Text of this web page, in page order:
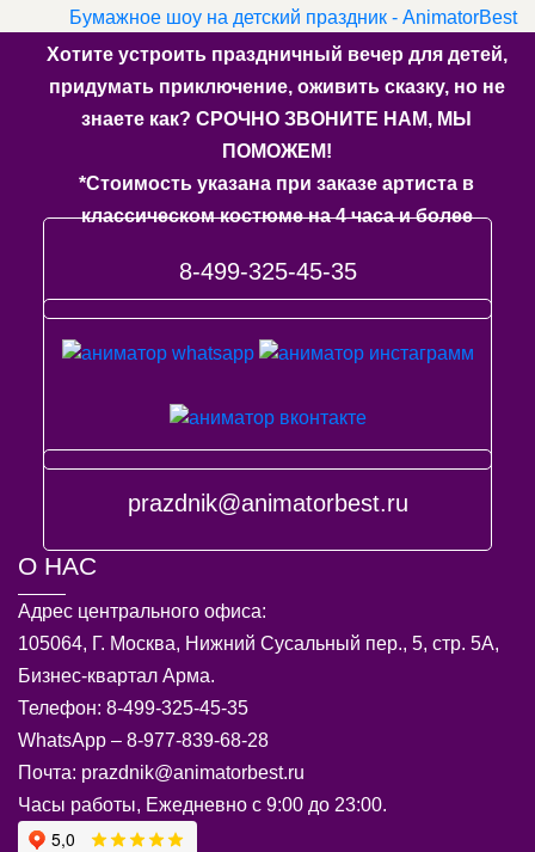
Бумажное шоу на детский праздник - AnimatorBest
Хотите устроить праздничный вечер для детей,
придумать приключение, оживить сказку, но не
знаете как? СРОЧНО ЗВОНИТЕ НАМ, МЫ
ПОМОЖЕМ!
*Стоимость указана при заказе артиста в
классическом костюме на 4 часа и более
8-499-325-45-35
prazdnik@animatorbest.ru
О НАС
Адрес центрального офиса:
105064, Г. Москва, Нижний Сусальный пер., 5, стр. 5А,
Бизнес-квартал Арма.
Телефон: 8-499-325-45-35
WhatsApp – 8-977-839-68-28
Почта: prazdnik@animatorbest.ru
Часы работы, Ежедневно с 9:00 до 23:00.